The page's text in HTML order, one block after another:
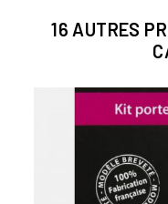
16 AUTRES